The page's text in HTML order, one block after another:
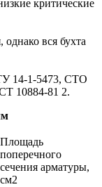
критические
вся бухта
14-1-5473, СТО
10884-81 2.
Площадь
поперечного
сечения арматуры,
см2